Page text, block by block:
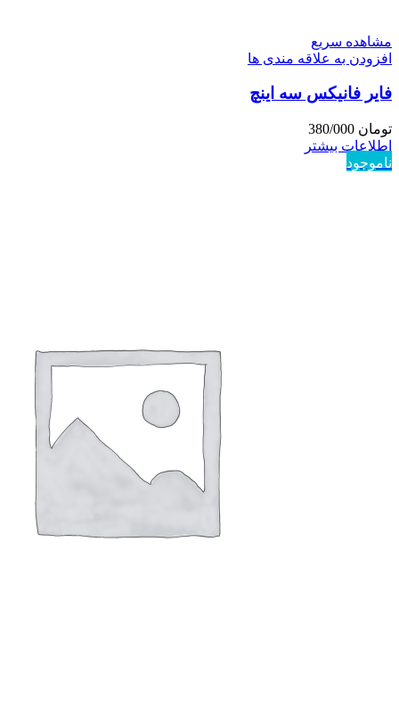
مشاهده سریع
افزودن به علاقه مندی ها
فایر فانیکس سه اینچ
تومان
اطلاعات بیشتر
ناموجود